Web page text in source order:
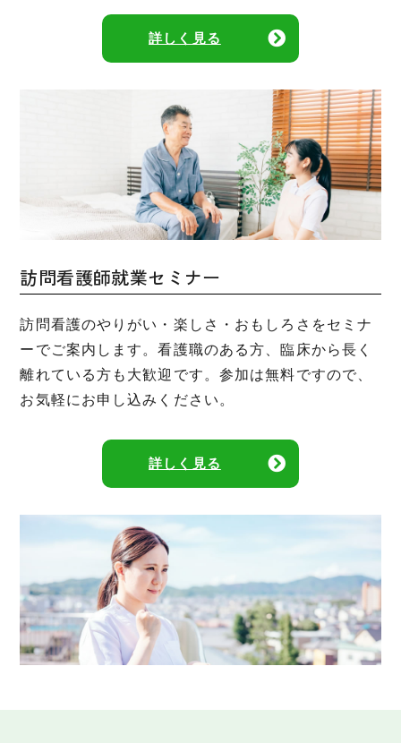
詳しく見る
訪問看護師就業セミナー
訪問看護のやりがい・楽しさ・おもしろさをセミナ
ーでご案内します。看護職のある方、臨床から長く
離れている方も大歓迎です。参加は無料ですので、
お気軽にお申し込みください。
詳しく見る